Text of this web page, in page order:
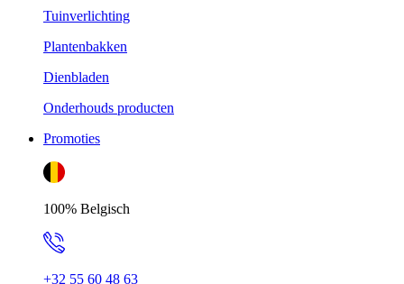
Tuinverlichting
Plantenbakken
Dienbladen
Onderhouds producten
Promoties
100% Belgisch
+32 55 60 48 63